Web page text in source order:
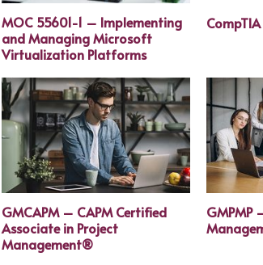
MOC 55601-1 – Implementing
and Managing Microsoft
Virtualization Platforms
GMCAPM – CAPM Certified
Associate in Project
Management®
GMPMP